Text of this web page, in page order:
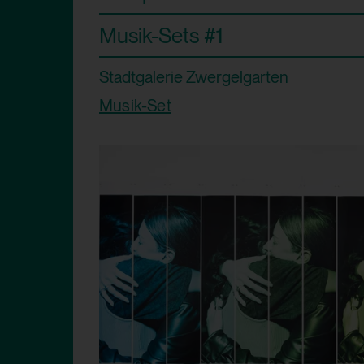
Musik-Sets #1
Stadtgalerie Zwergelgarten
Musik-Set
Domain:
Speicherdauer:
Drittanbieter:
HTML Local Storage:
Verwendungszweck:
HTML Local Storage:
Verwendungszweck:
Drittanbieter: